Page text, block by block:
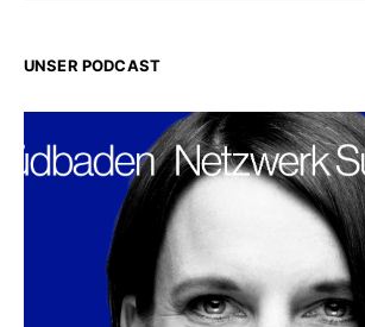
UNSER PODCAST